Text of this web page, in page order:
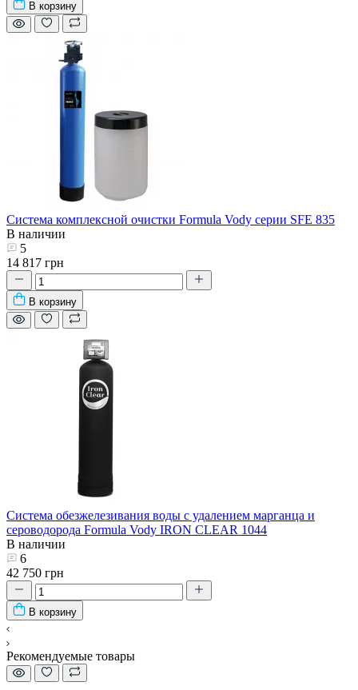
В корзину
Система комплексной очистки Formula Vody серии SFE 835
В наличии
5
14 817 грн
В корзину
Система обезжелезивания воды с удалением марганца и
сероводорода Formula Vody IRON CLEAR 1044
В наличии
6
42 750 грн
В корзину
Рекомендуемые товары